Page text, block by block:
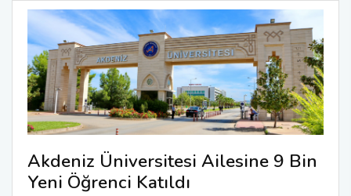
Akdeniz Üniversitesi Ailesine 9 Bin
Yeni Öğrenci Katıldı
Spor Bilimleri Fakültesi
Su Ürünleri Fakültesi
Tıp Fakültesi
Turizm Fakültesi
Uygulamalı Bilimler Fakültesi